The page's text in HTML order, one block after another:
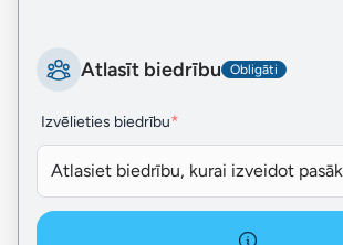
Atlasīt biedrību Obligāti
Izvēlieties biedrību*